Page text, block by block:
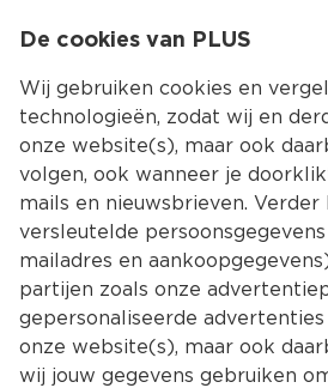
Terug
De cookies van PLUS
Wij gebruiken cookies en
technologieën, zodat wij en
onze website(s), maar ook
volgen, ook wanneer je
mails en nieuwsbrieven. Verder
versleutelde
mailadres en
partijen zoals onze
gepersonaliseerde
onze website(s), maar ook
wij jouw gegevens gebruiken